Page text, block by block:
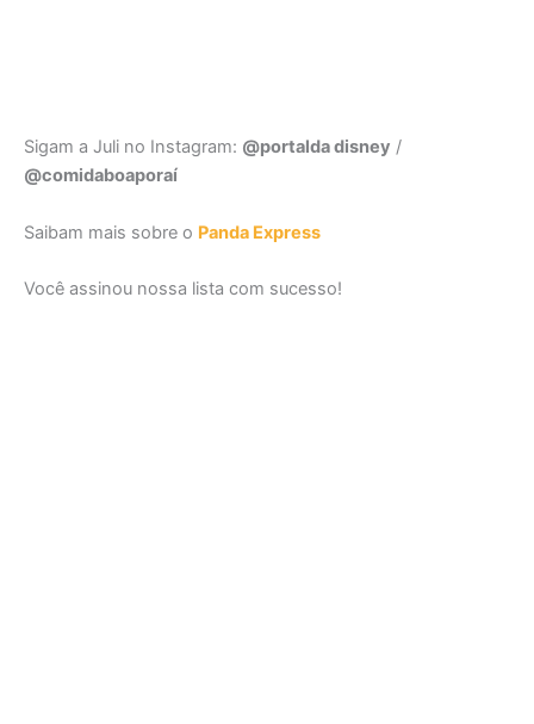
Sigam a Juli no Instagram: @portalda disney /
@comidaboaporaí
Saibam mais sobre o Panda Express
Você assinou nossa lista com sucesso!